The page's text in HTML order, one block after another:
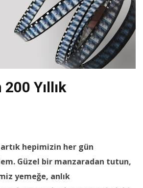
Yıllık
hepimizin her gün
Güzel bir manzaradan tutun,
yemeğe, anlık